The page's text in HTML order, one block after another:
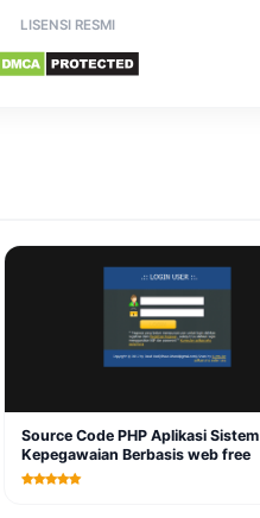
LISENSI RESMI
Source Code PHP Aplikasi Sistem
Kepegawaian Berbasis web free